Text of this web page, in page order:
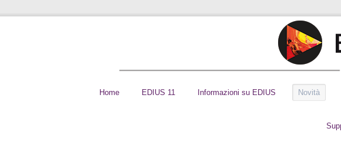
Home EDIUS 11 Informazioni su EDIUS Novità